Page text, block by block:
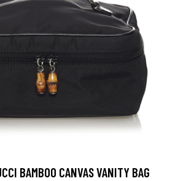
BAMBOO CANVAS VANITY BAG